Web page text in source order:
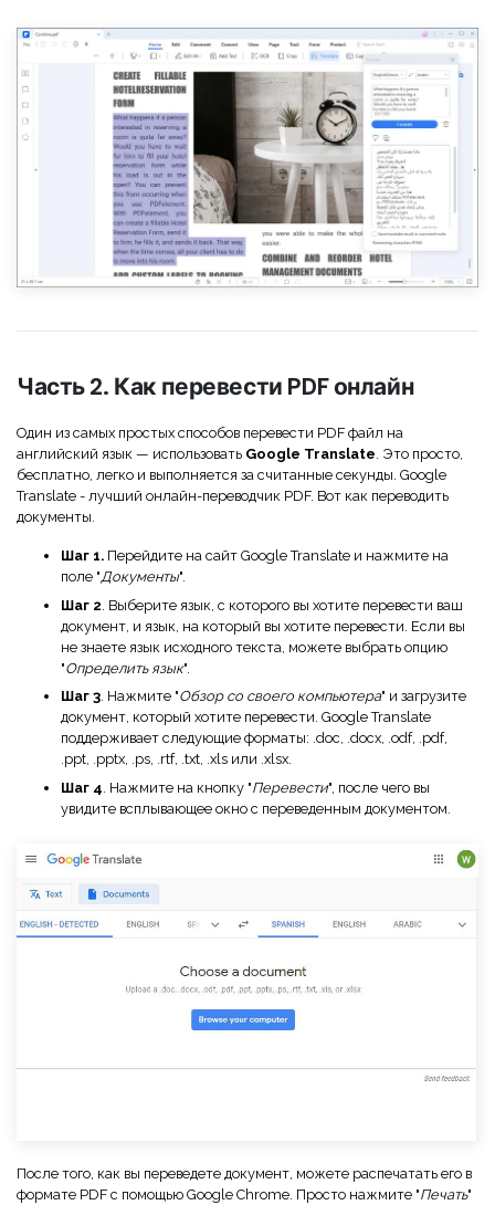
Часть 2. Как перевести PDF онлайн
Один из самых простых способов перевести PDF файл на
английский язык — использовать Google Translate. Это просто,
бесплатно, легко и выполняется за считанные секунды. Google
Translate - лучший онлайн-переводчик PDF. Вот как переводить
документы.
Шаг 1. Перейдите на сайт Google Translate и нажмите на
поле "Документы".
Шаг 2 . Выберите язык, с которого вы хотите перевести ваш
документ, и язык, на который вы хотите перевести. Если вы
не знаете язык исходного текста, можете выбрать опцию
"Определить язык".
Шаг 3. Нажмите "Обзор со своего компьютера" и загрузите
документ, который хотите перевести. Google Translate
поддерживает следующие форматы: .doc, .docx, .odf, .pdf,
.ppt, .pptx, .ps, .rtf, .txt, .xls или .xlsx.
Шаг 4 . Нажмите на кнопку "Перевести", после чего вы
увидите всплывающее окно с переведенным документом.
После того, как вы переведете документ, можете распечатать его в
формате PDF с помощью Google Chrome. Просто нажмите "Печать"